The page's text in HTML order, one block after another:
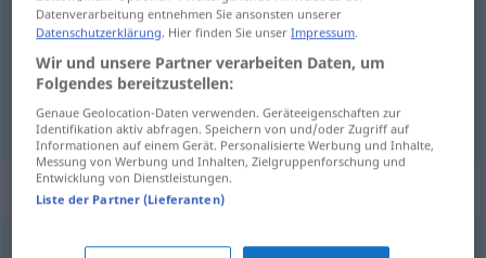
Beispiele
联合 [liánhé]
Synonyme für "zusammentun"
Datenverarbeitung entnehmen Sie ansonsten unserer
Datenschutzerklärung. Hier finden Sie unserImpressum.
Wir und unsere Partner verarbeiten Daten, um
Folgendes bereitzustellen:
Genaue Geolocation-Daten verwenden. Geräteeigenschaften zur
Identifikation aktiv abfragen. Speichern von und/oder Zugriff auf
Informationen auf einem Gerät. Personalisierte Werbung und Inhalte,
Messung von Werbung und Inhalten, Zielgruppenforschung und
Entwicklung von Dienstleistungen.
Liste der Partner (Lieferanten)